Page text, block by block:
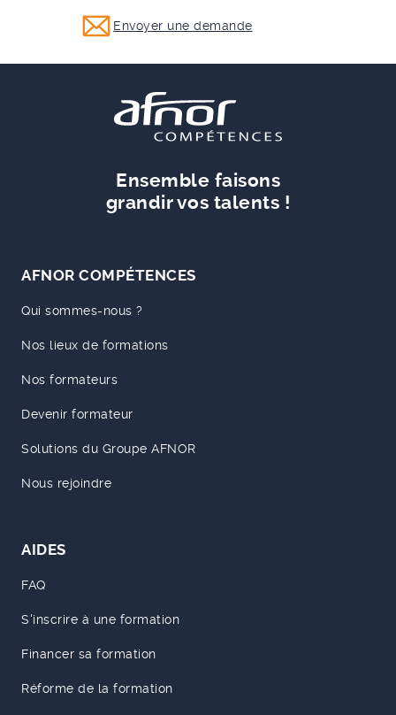
Envoyer une demande
Ensemble faisons
grandir vos talents !
AFNOR COMPÉTENCES
Qui sommes-nous ?
Nos lieux de formations
Nos formateurs
Devenir formateur
Solutions du Groupe AFNOR
Nous rejoindre
AIDES
FAQ
S'inscrire à une formation
Financer sa formation
Réforme de la formation